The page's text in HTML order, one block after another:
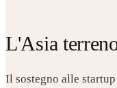
L'Asia
Il sostegno alle